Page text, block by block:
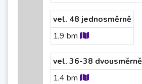
vel. 48 jednosměrně
1,9 bm
vel. 36-38 dvousměrně
1,4 bm